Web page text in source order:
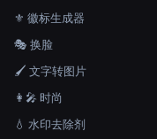
⚜️ 徽标生成器
🎭 换脸
🖌️ 文字转图片
👩‍🎤 时尚
💧 水印去除剂